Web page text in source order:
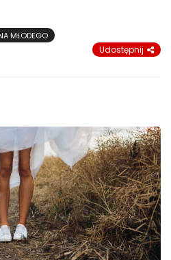
MŁODEGO
Udostępnij